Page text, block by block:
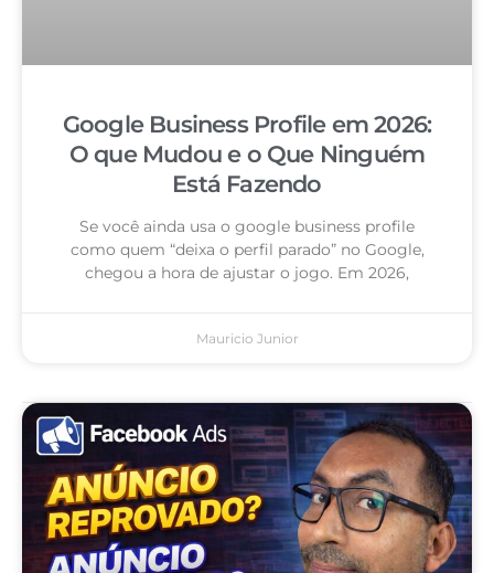
Google Business Profile em 2026:
O que Mudou e o Que Ninguém
Está Fazendo
Se você ainda usa o google business profile
como quem “deixa o perfil parado” no Google,
chegou a hora de ajustar o jogo. Em 2026,
Mauricio Junior